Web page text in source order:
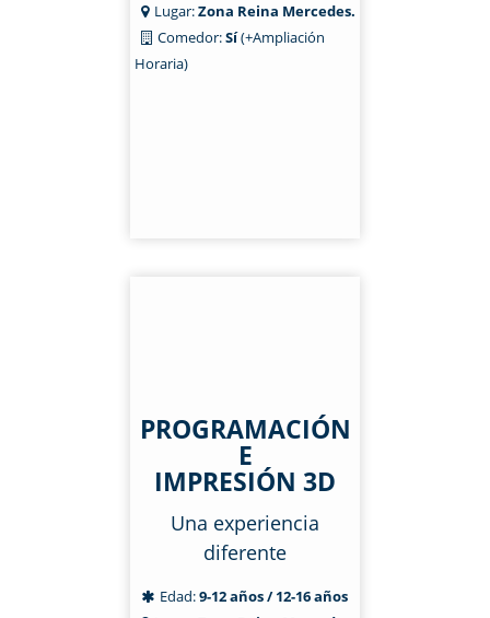
Lugar:Zona Reina Mercedes.
Comedor:Sí(+Ampliación
Horaria)
PROGRAMACIÓN
E
IMPRESIÓN 3D
Una experiencia
diferente
Edad:9-12 años / 12-16 años